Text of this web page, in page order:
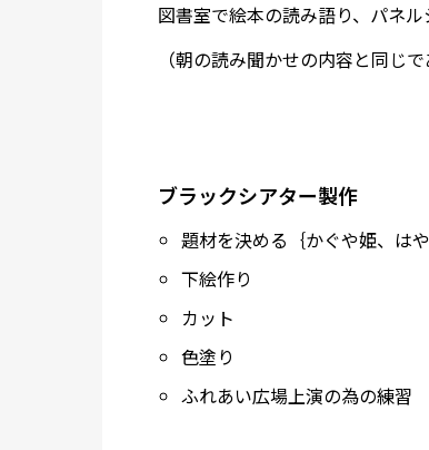
図書室で絵本の読み語り、パネ
（朝の読み聞かせの内容と同じ
ブラックシアター製作
題材を決める｛かぐや姫、は
下絵作り
カット
色塗り
ふれあい広場上演の為の練習